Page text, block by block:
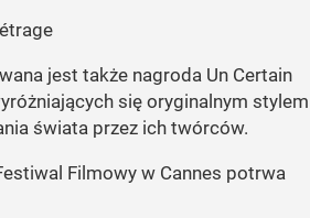
jest także nagroda Un Certain
się oryginalnym stylem
świata przez ich twórców.
Filmowy w Cannes potrwa